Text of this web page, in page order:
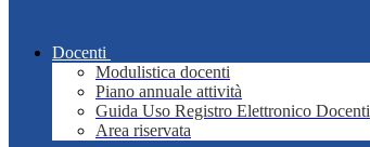
Docenti
Modulistica docenti
Piano annuale attività
Guida Uso Registro Elettronico Docenti
Area riservata